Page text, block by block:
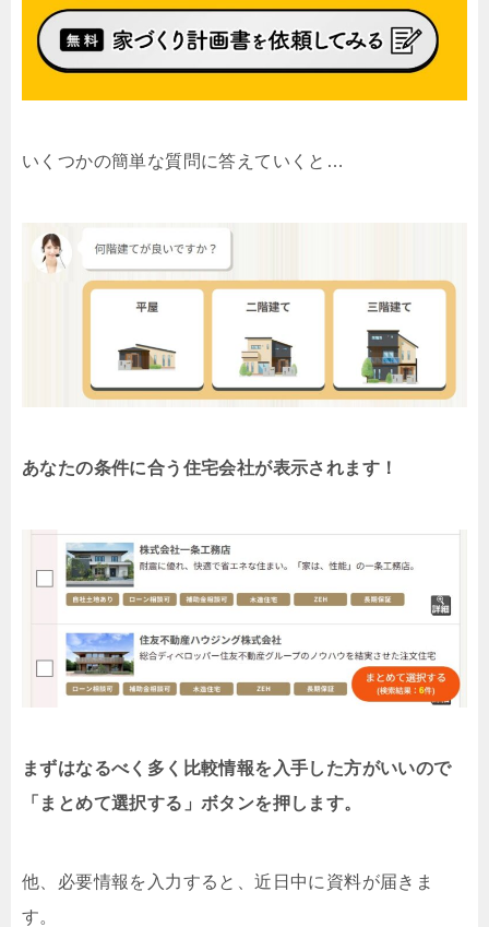
いくつかの簡単な質問に答えていくと…
あなたの条件に合う住宅会社が表示されます！
まずはなるべく多く比較情報を入手した方がいいので
「まとめて選択する」ボタンを押します。
他、必要情報を入力すると、近日中に資料が届きま
す。